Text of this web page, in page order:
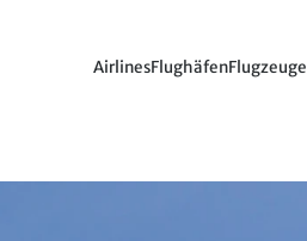
AirlinesFlughäfenFlugzeuge